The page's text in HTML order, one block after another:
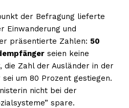
der Befragung lieferte
Einwanderung und
präsentierte Zahlen: 50
seien keine
die Zahl der Ausländer in der
um 80 Prozent gestiegen.
nicht bei der
spare.